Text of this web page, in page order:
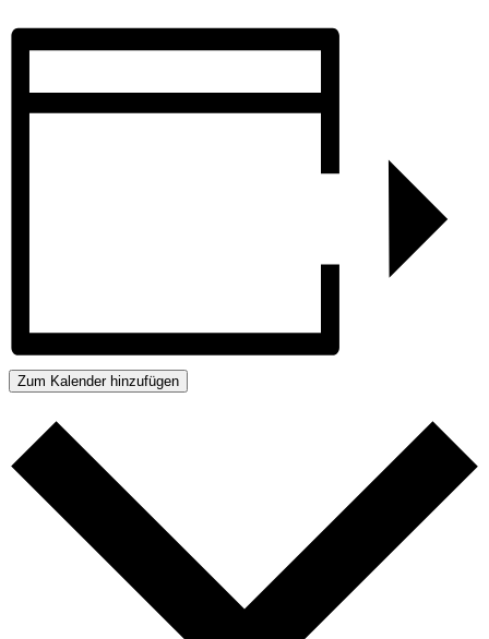
Zum Kalender hinzufügen